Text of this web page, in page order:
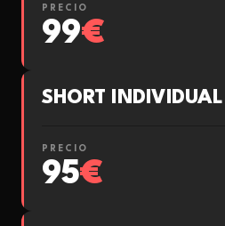
PRECIO
99€
SHORT INDIVIDUAL
PRECIO
95€